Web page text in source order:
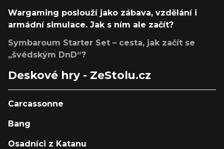
Wargaming poslouží jako zábava, vzdělání i
armádní simulace. Jak s ním ale začít?
Symbaroum Starter Set – cesta, jak začít se
„švédským DnD“?
Deskové hry - ZeStolu.cz
Carcassonne
Bang
Osadníci z Katanu